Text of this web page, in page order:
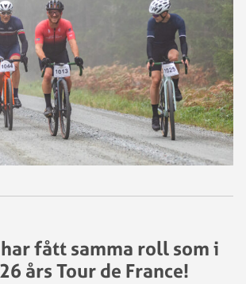
fått samma roll som i
års Tour de France!